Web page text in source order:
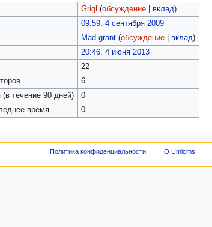
Grigl (обсуждение| вклад)
09:59, 4 сентября 2009
Mad grant (обсуждение| вклад)
20:46, 4 июня 2013
22
6
течение 90 дней)
0
время
0
Политика конфиденциальности О Umicms